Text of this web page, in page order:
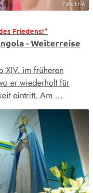
Foto: KNA
Friedens!"
- Weiterreise
XIV. im früheren
er wiederholt für
eintritt. Am …